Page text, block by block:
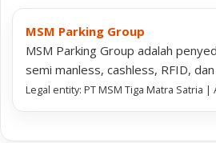
MSM Parking Group
MSM Parking Group adalah
semi manless, cashless, RFID,
Legal entity: PT MSM Tiga Matra Satria